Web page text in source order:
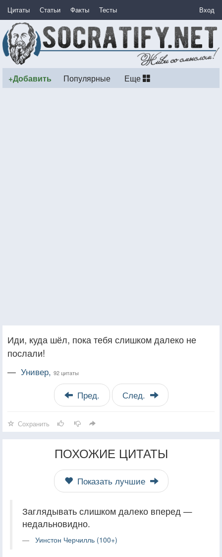
Цитаты Статьи Факты Тесты Вход
+Добавить Популярные Еще
Иди, куда шёл, пока тебя слишком далеко не
послали!
— Универ, 92 цитаты
Пред. След.
Сохранить
ПОХОЖИЕ ЦИТАТЫ
Показать лучшие
Заглядывать слишком далеко вперед —
недальновидно.
Уинстон Черчилль (100+)